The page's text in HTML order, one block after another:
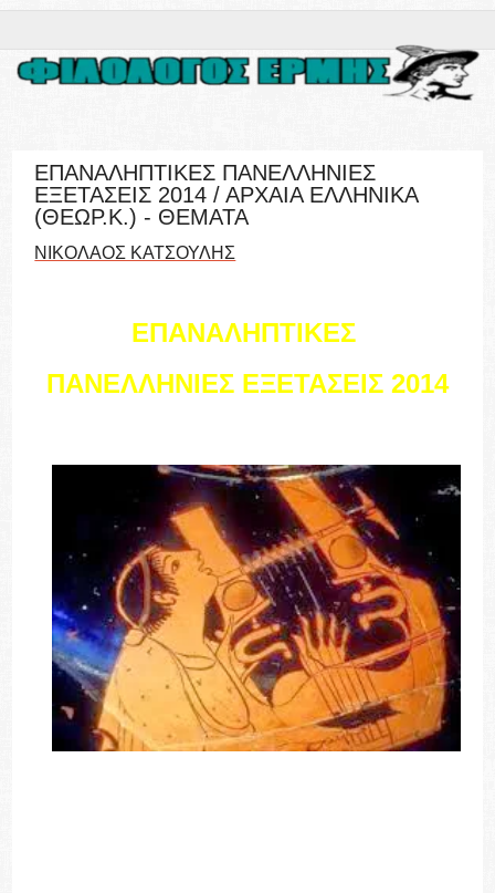
ΕΠΑΝΑΛΗΠΤΙΚΕΣ ΠΑΝΕΛΛΗΝΙΕΣ
ΕΞΕΤΑΣΕΙΣ 2014 / ΑΡΧΑΙΑ ΕΛΛΗΝΙΚΑ
(ΘΕΩΡ.Κ.) - ΘΕΜΑΤΑ
ΝΙΚΟΛΑΟΣ ΚΑΤΣΟΥΛΗΣ
ΕΠΑΝΑΛΗΠΤΙΚΕΣ
ΠΑΝΕΛΛΗΝΙΕΣ ΕΞΕΤΑΣΕΙΣ 2014